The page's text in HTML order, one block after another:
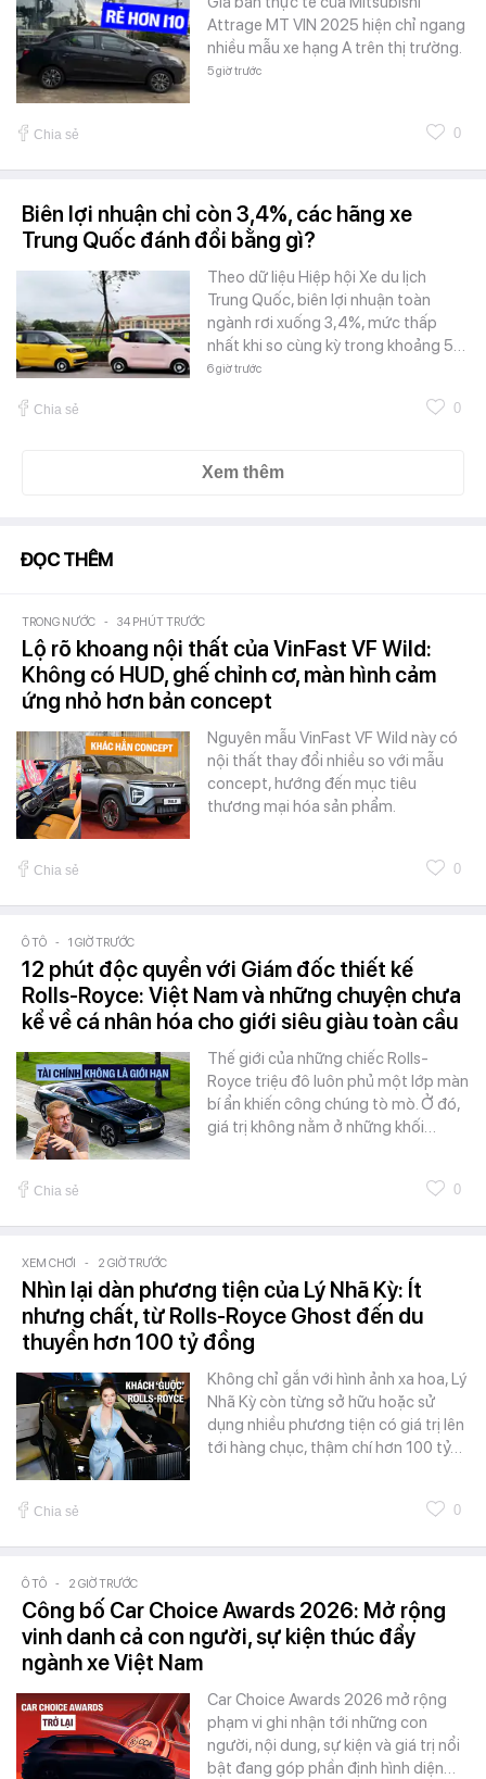
Attrage MT VIN 2025 hiện chỉ ngang
nhiều mẫu xe hạng A trên thị trường.
5 giờ trước
Chia sẻ 0
Biên lợi nhuận chỉ còn 3,4%, các hãng xe
Trung Quốc đánh đổi bằng gì?
Theo dữ liệu Hiệp hội Xe du lịch
Trung Quốc, biên lợi nhuận toàn
ngành rơi xuống 3,4%, mức thấp
nhất khi so cùng kỳ trong khoảng 5…
6 giờ trước
Chia sẻ 0
Xem thêm
ĐỌC THÊM
TRONG NƯỚC - 34 PHÚT TRƯỚC
Lộ rõ khoang nội thất của VinFast VF Wild:
Không có HUD, ghế chỉnh cơ, màn hình cảm
ứng nhỏ hơn bản concept
Nguyên mẫu VinFast VF Wild này có
nội thất thay đổi nhiều so với mẫu
concept, hướng đến mục tiêu
thương mại hóa sản phẩm.
Chia sẻ 0
Ô TÔ - 1 GIỜ TRƯỚC
12 phút độc quyền với Giám đốc thiết kế
Rolls-Royce: Việt Nam và những chuyện chưa
kể về cá nhân hóa cho giới siêu giàu toàn cầu
Thế giới của những chiếc Rolls-
Royce triệu đô luôn phủ một lớp màn
bí ẩn khiến công chúng tò mò. Ở đó,
giá trị không nằm ở những khối…
Chia sẻ 0
XEM CHƠI - 2 GIỜ TRƯỚC
Nhìn lại dàn phương tiện của Lý Nhã Kỳ: Ít
nhưng chất, từ Rolls-Royce Ghost đến du
thuyền hơn 100 tỷ đồng
Không chỉ gắn với hình ảnh xa hoa, Lý
Nhã Kỳ còn từng sở hữu hoặc sử
dụng nhiều phương tiện có giá trị lên
tới hàng chục, thậm chí hơn 100 tỷ…
Chia sẻ 0
Ô TÔ - 2 GIỜ TRƯỚC
Công bố Car Choice Awards 2026: Mở rộng
vinh danh cả con người, sự kiện thúc đẩy
ngành xe Việt Nam
Car Choice Awards 2026 mở rộng
phạm vi ghi nhận tới những con
người, nội dung, sự kiện và giá trị nổi
bật đang góp phần định hình diện…